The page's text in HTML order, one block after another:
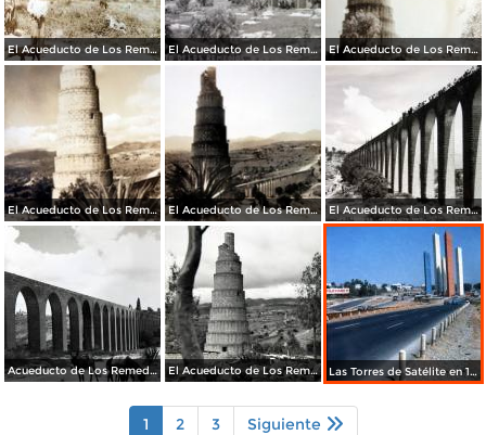
El Acueducto de Los Remedios ( Fechada el 23 de Agosto de 1948 ). El Acueducto de Los Remedios. El Acueducto de Los Remedios.
El Acueducto de Los Remedios El Acueducto de Los Remedios El Acueducto de Los Remedios
Acueducto de Los Remedios El Acueducto de Los Remedios Las Torres de Satélite en 1966
1 2 3 Siguiente